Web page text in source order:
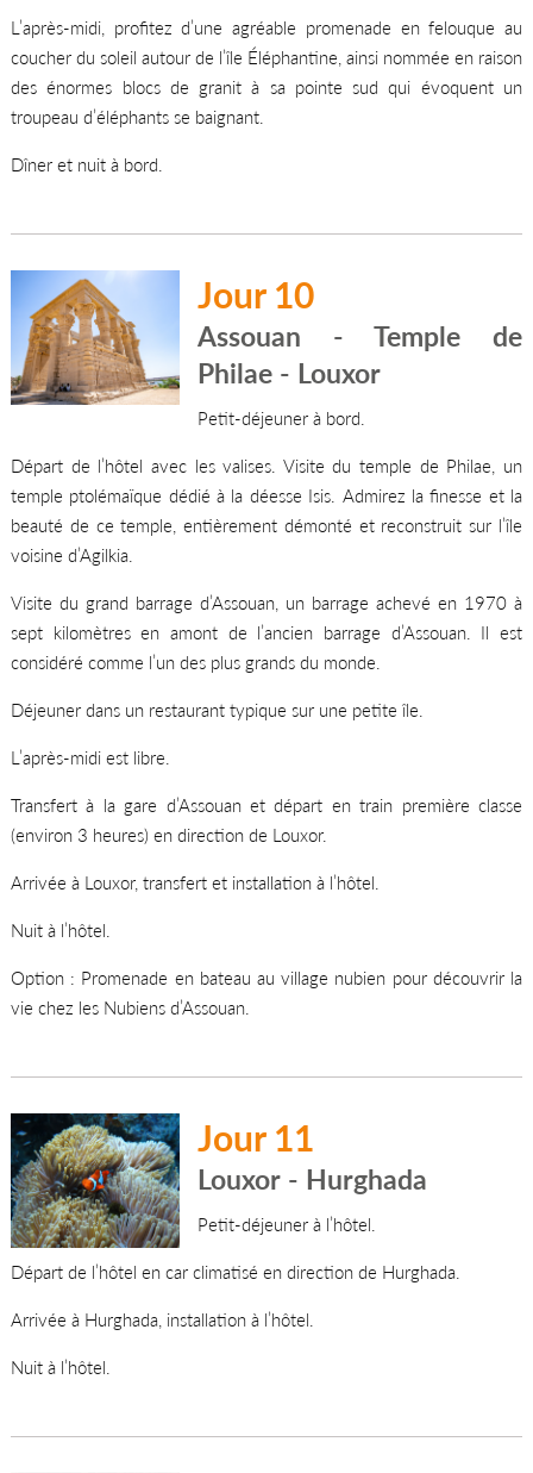
L’après-midi, profitez d’une agréable promenade en felouque au
coucher du soleil autour de l’île Éléphantine, ainsi nommée en raison
des énormes blocs de granit à sa pointe sud qui évoquent un
troupeau d’éléphants se baignant.
Dîner et nuit à bord.
Jour 10
Assouan - Temple de
Philae - Louxor
Petit-déjeuner à bord.
Départ de l’hôtel avec les valises. Visite du temple de Philae, un
temple ptolémaïque dédié à la déesse Isis. Admirez la finesse et la
beauté de ce temple, entièrement démonté et reconstruit sur l’île
voisine d’Agilkia.
Visite du grand barrage d’Assouan, un barrage achevé en 1970 à
sept kilomètres en amont de l’ancien barrage d’Assouan. Il est
considéré comme l’un des plus grands du monde.
Déjeuner dans un restaurant typique sur une petite île.
L’après-midi est libre.
Transfert à la gare d’Assouan et départ en train première classe
(environ 3 heures) en direction de Louxor.
Arrivée à Louxor, transfert et installation à l’hôtel.
Nuit à l’hôtel.
Option : Promenade en bateau au village nubien pour découvrir la
vie chez les Nubiens d’Assouan.
Jour 11
Louxor - Hurghada
Petit-déjeuner à l’hôtel.
Départ de l’hôtel en car climatisé en direction de Hurghada.
Arrivée à Hurghada, installation à l’hôtel.
Nuit à l’hôtel.